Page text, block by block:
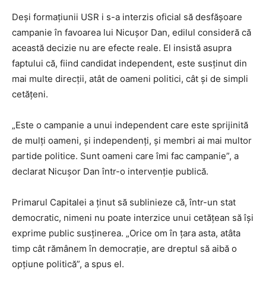
Deși formațiunii USR i s-a interzis oficial să desfășoare
campanie în favoarea lui Nicușor Dan, edilul consideră că
această decizie nu are efecte reale. El insistă asupra
faptului că, fiind candidat independent, este susținut din
mai multe direcții, atât de oameni politici, cât și de simpli
cetățeni.
„Este o campanie a unui independent care este sprijinită
de mulți oameni, și independenți, și membri ai mai multor
partide politice. Sunt oameni care îmi fac campanie”, a
declarat Nicușor Dan într-o intervenție publică.
Primarul Capitalei a ținut să sublinieze că, într-un stat
democratic, nimeni nu poate interzice unui cetățean să își
exprime public susținerea. „Orice om în țara asta, atâta
timp cât rămânem în democrație, are dreptul să aibă o
opțiune politică”, a spus el.